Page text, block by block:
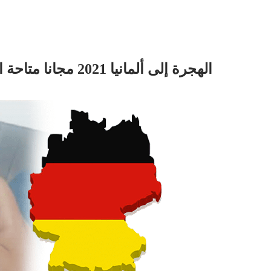
الهجرة إلى ألمانيا 2021 مجانا متاحة الآن بصورة رسمية لكل المغاربة و العرب